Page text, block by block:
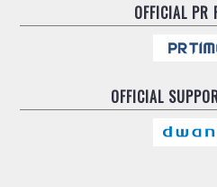
OFFICIALPR
OFFICIAL